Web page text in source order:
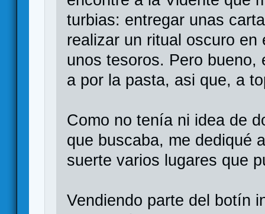
turbias: entregar unas
realizar un ritual oscuro
unos tesoros. Pero bueno,
a por la pasta, asi que, a
Como no tenía ni idea de
que buscaba, me dediqué
suerte varios lugares que
Vendiendo parte del botín